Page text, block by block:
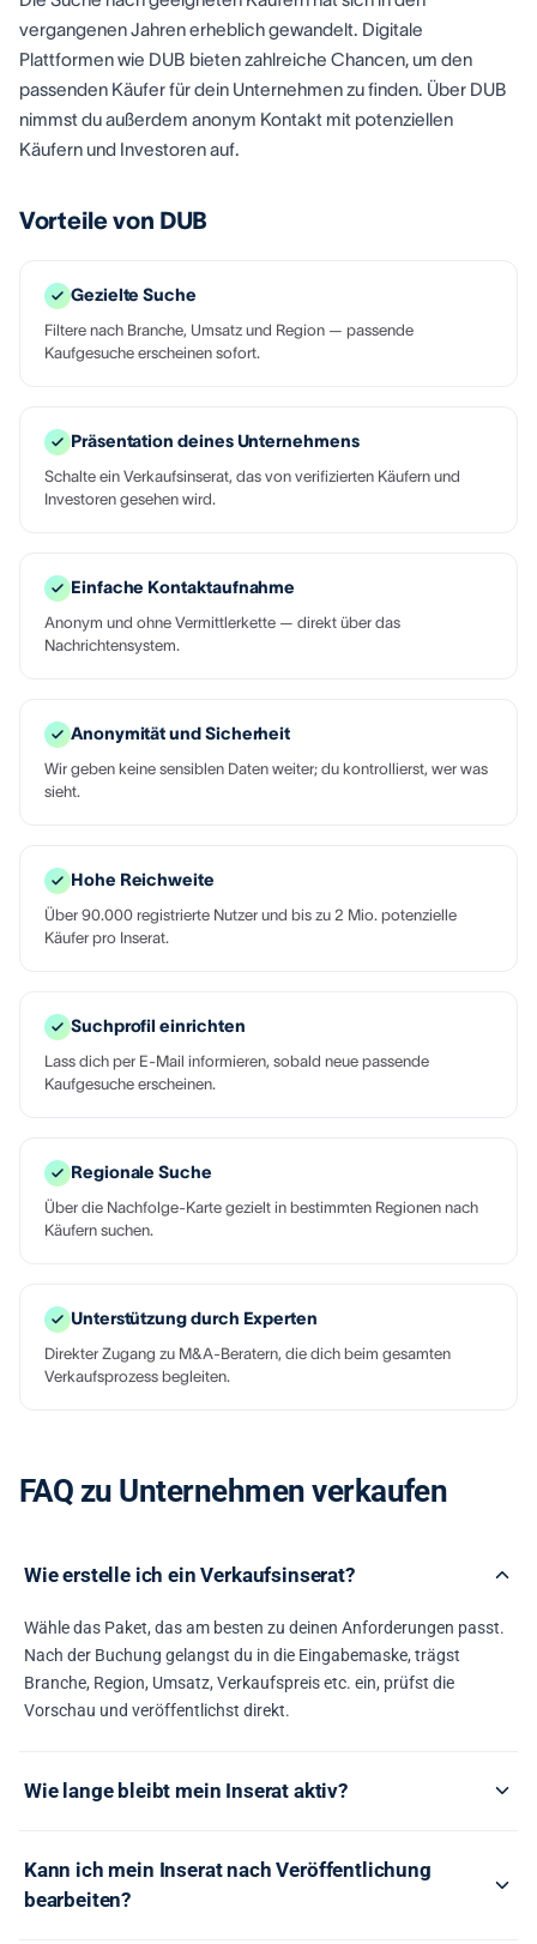
vergangenen Jahren erheblich gewandelt. Digitale
Plattformen wie DUB bieten zahlreiche Chancen, um den
passenden Käufer für dein Unternehmen zu finden. Über DUB
nimmst du außerdem anonym Kontakt mit potenziellen
Käufern und Investoren auf.
Vorteile von DUB
Gezielte Suche
Filtere nach Branche, Umsatz und Region — passende
Kaufgesuche erscheinen sofort.
Präsentation deines Unternehmens
Schalte ein Verkaufsinserat, das von verifizierten Käufern und
Investoren gesehen wird.
Einfache Kontaktaufnahme
Anonym und ohne Vermittlerkette — direkt über das
Nachrichtensystem.
Anonymität und Sicherheit
Wir geben keine sensiblen Daten weiter; du kontrollierst, wer was
sieht.
Hohe Reichweite
Über 90.000 registrierte Nutzer und bis zu 2 Mio. potenzielle
Käufer pro Inserat.
Suchprofil einrichten
Lass dich per E-Mail informieren, sobald neue passende
Kaufgesuche erscheinen.
Regionale Suche
Über die Nachfolge-Karte gezielt in bestimmten Regionen nach
Käufern suchen.
Unterstützung durch Experten
Direkter Zugang zu M&A-Beratern, die dich beim gesamten
Verkaufsprozess begleiten.
FAQ zu Unternehmen verkaufen
Wie erstelle ich ein Verkaufsinserat?
Wähle das Paket, das am besten zu deinen Anforderungen passt.
Nach der Buchung gelangst du in die Eingabemaske, trägst
Branche, Region, Umsatz, Verkaufspreis etc. ein, prüfst die
Vorschau und veröffentlichst direkt.
Wie lange bleibt mein Inserat aktiv?
Kann ich mein Inserat nach Veröffentlichung
bearbeiten?